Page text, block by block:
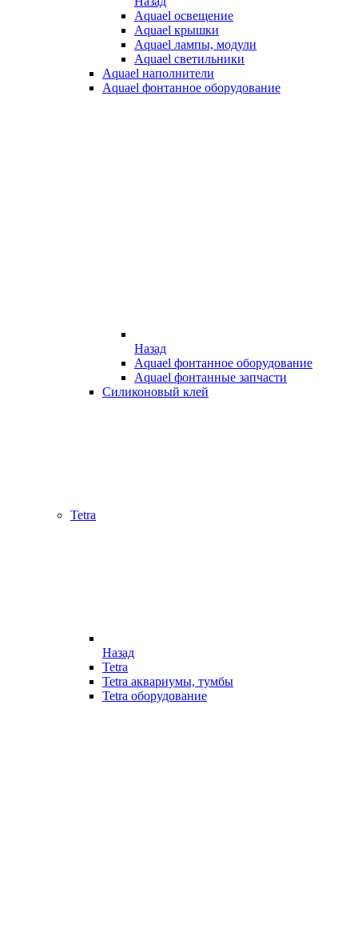
Aquael освещение
Aquael крышки
Aquael лампы, модули
Aquael светильники
Aquael наполнители
Aquael фонтанное оборудование
Назад
Aquael фонтанное оборудование
Aquael фонтанные запчасти
Силиконовый клей
Tetra
Назад
Tetra
Tetra аквариумы, тумбы
Tetra оборудование